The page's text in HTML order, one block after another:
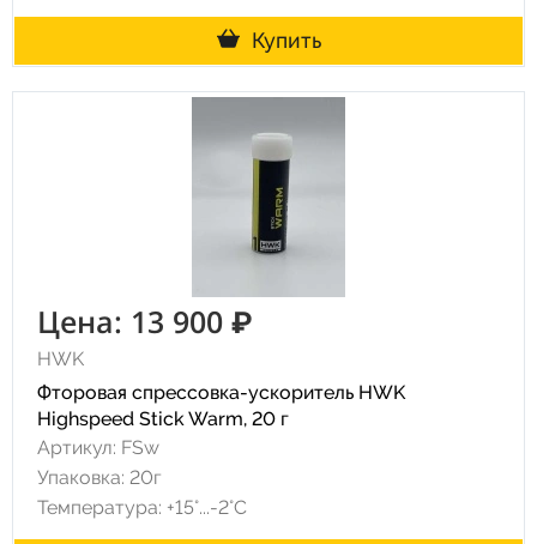
Купить
Цена: 13 900 ₽
HWK
Фторовая спрессовка-ускоритель HWK
Highspeed Stick Warm, 20 г
Артикул: FSw
Упаковка: 20г
Температура: +15°...-2°С